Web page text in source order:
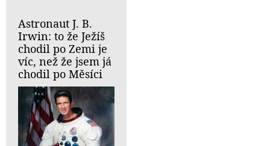
Astronaut J. B.
Irwin: to že Ježíš
chodil po Zemi je
víc, než že jsem já
chodil po Měsíci